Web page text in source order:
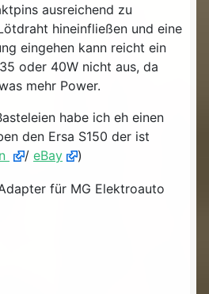
ausreichend zu
hineinfließen und eine
eingehen kann reicht ein
oder 40W nicht aus, da
mehr Power.
habe ich eh einen
den Ersa S150 der ist
/ eBay )